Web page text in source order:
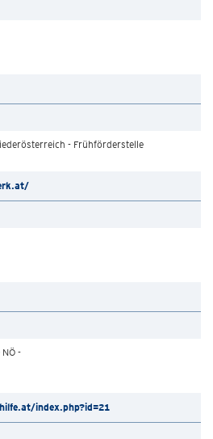
- Frühförderstelle
-
index.php?id=21